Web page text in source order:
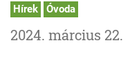
Hírek Óvoda
2024. március 22.